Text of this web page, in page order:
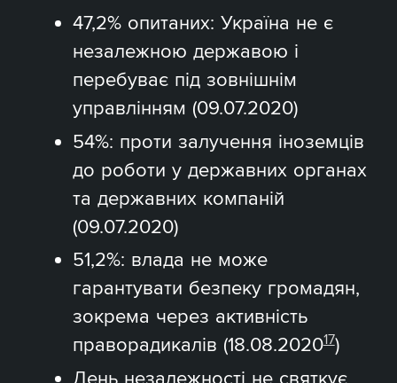
47,2% опитаних: Україна не є
незалежною державою і
перебуває під зовнішнім
управлінням (09.07.2020)
54%: проти залучення іноземців
до роботи у державних органах
та державних компаній
(09.07.2020)
51,2%: влада не може
гарантувати безпеку громадян,
зокрема через активність
праворадикалів (18.08.202017)
День незалежності не святкує